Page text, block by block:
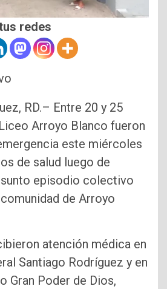
redes
RD.– Entre 20 y 25
Arroyo Blanco fueron
este miércoles
de salud luego de
episodio colectivo
de Arroyo
atención médica en
Santiago Rodríguez y en
Gran Poder de Dios,